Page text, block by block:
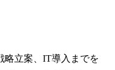
略立案、IT導入までを